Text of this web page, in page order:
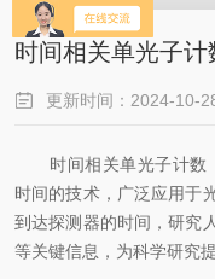
时间相关单光子
更新时间：2024-10-
时间相关单光子计数（
时间的技术，广泛应用于
到达探测器的时间，研究
等关键信息，为科学研究